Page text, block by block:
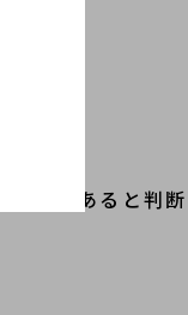
品であると判